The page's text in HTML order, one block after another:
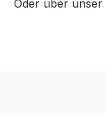
Oder über unser